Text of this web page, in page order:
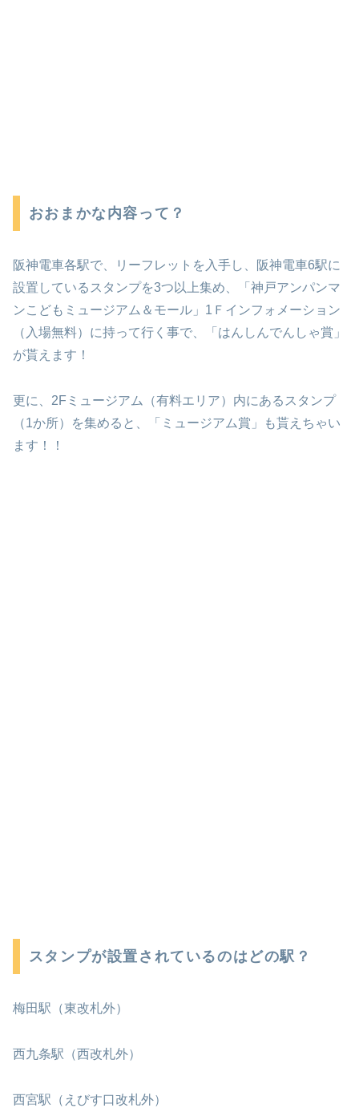
おおまかな内容って？
阪神電車各駅で、リーフレットを入手し、阪神電車6駅に
設置しているスタンプを3つ以上集め、「神戸アンパンマ
ンこどもミュージアム＆モール」1Ｆインフォメーション
（入場無料）に持って行く事で、「はんしんでんしゃ賞」
が貰えます！
更に、2Fミュージアム（有料エリア）内にあるスタンプ
（1か所）を集めると、「ミュージアム賞」も貰えちゃい
ます！！
スタンプが設置されているのはどの駅？
梅田駅（東改札外）
西九条駅（西改札外）
西宮駅（えびす口改札外）